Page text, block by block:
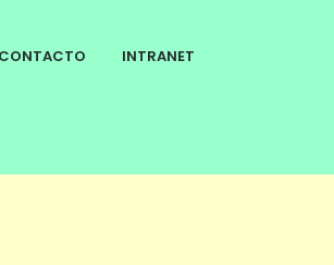
CONTACTO INTRANET